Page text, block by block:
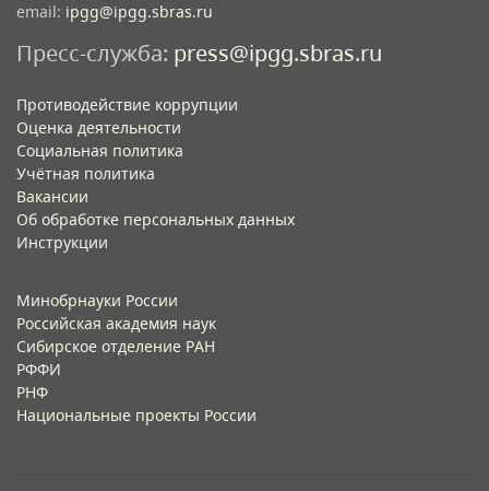
email: ipgg@ipgg.sbras.ru
Пресс-служба: press@ipgg.sbras.ru
Противодействие коррупции
Оценка деятельности
Социальная политика
Учётная политика​
Вакансии​
Об обработке персональных данных​
Инструкции​
Минобрнауки России
Российская академия наук
Сибирское отделение РАН
РФФИ
РНФ
Национальные проекты России